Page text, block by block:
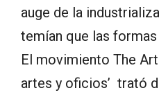
auge de la
temían que las
El movimiento The
artes y oficios’ trató